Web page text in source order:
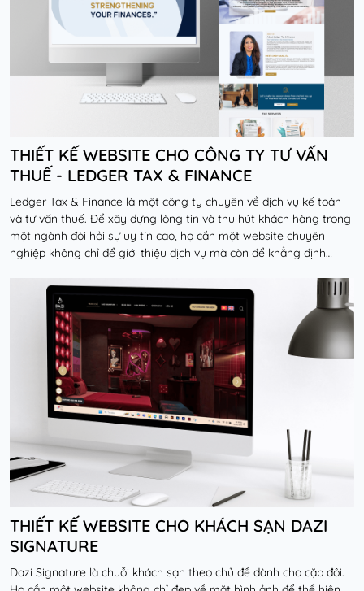
THIẾT KẾ WEBSITE CHO CÔNG TY TƯ VẤN
THUẾ - LEDGER TAX & FINANCE
Ledger Tax & Finance là một công ty chuyên về dịch vụ kế toán
và tư vấn thuế. Để xây dựng lòng tin và thu hút khách hàng trong
một ngành đòi hỏi sự uy tín cao, họ cần một website chuyên
nghiệp không chỉ để giới thiệu dịch vụ mà còn để khẳng định
THIẾT KẾ WEBSITE CHO KHÁCH SẠN DAZI
SIGNATURE
Dazi Signature là chuỗi khách sạn theo chủ đề dành cho cặp đôi.